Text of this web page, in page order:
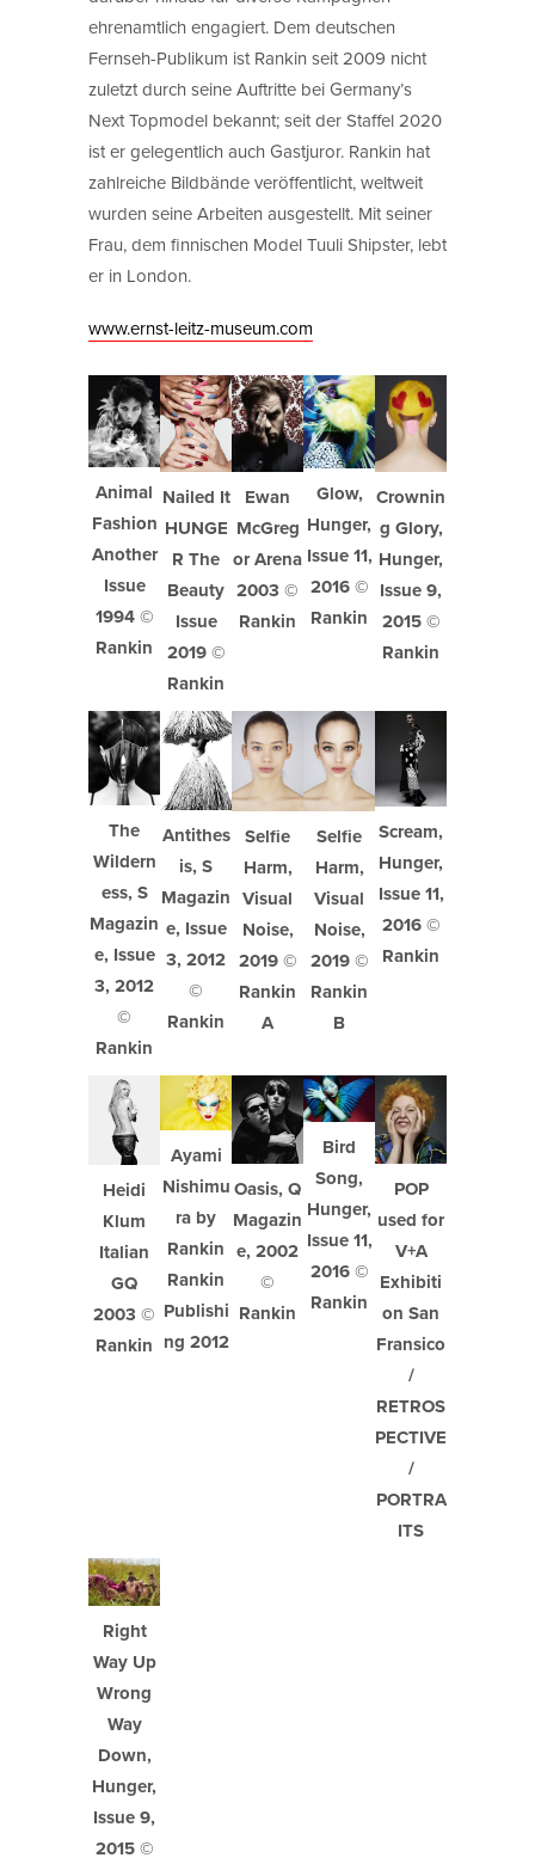
ehrenamtlich engagiert. Dem deutschen
Fernseh-Publikum ist Rankin seit 2009 nicht
zuletzt durch seine Auftritte bei Germany’s
Next Topmodel bekannt; seit der Staffel 2020
ist er gelegentlich auch Gastjuror. Rankin hat
zahlreiche Bildbände veröffentlicht, weltweit
wurden seine Arbeiten ausgestellt. Mit seiner
Frau, dem finnischen Model Tuuli Shipster, lebt
er in London.
www.ernst-leitz-museum.com
Animal
Fashion
Another
Issue
1994 ©
Rankin
Nailed It
HUNGE
R The
Beauty
Issue
2019 ©
Rankin
Ewan
McGreg
or Arena
2003 ©
Rankin
Glow,
Hunger,
Issue 11,
2016 ©
Rankin
Crownin
g Glory,
Hunger,
Issue 9,
2015 ©
Rankin
The
Wildern
ess, S
Magazin
e, Issue
3, 2012
©
Rankin
Antithes
is, S
Magazin
e, Issue
3, 2012
©
Rankin
Selfie
Harm,
Visual
Noise,
2019 ©
Rankin
A
Selfie
Harm,
Visual
Noise,
2019 ©
Rankin
B
Scream,
Hunger,
Issue 11,
2016 ©
Rankin
Heidi
Klum
Italian
GQ
2003 ©
Rankin
Ayami
Nishimu
ra by
Rankin
Rankin
Publishi
ng 2012
Oasis, Q
Magazin
e, 2002
©
Rankin
Bird
Song,
Hunger,
Issue 11,
2016 ©
Rankin
POP
used for
V+A
Exhibiti
on San
Fransico
/
RETROS
PECTIVE
/
PORTRA
ITS
Right
Way Up
Wrong
Way
Down,
Hunger,
Issue 9,
2015 ©